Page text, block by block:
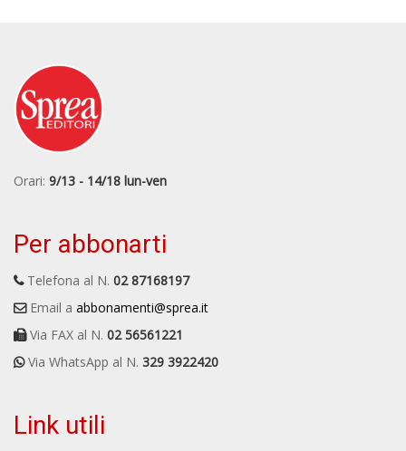
Orari: 9/13 - 14/18 lun-ven
Per abbonarti
Telefona al N. 02 87168197
Email a abbonamenti@sprea.it
Via FAX al N. 02 56561221
Via WhatsApp al N. 329 3922420
Link utili